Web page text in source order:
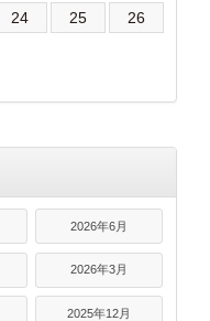
24 25
26
2026年6月
2026年3月
2025年12月